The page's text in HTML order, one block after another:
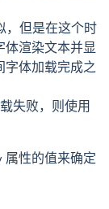
，但是在这个时
体渲染文本并显
字体加载完成之
失败，则使用
属性的值来确定